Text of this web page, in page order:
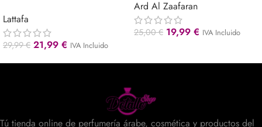
Lattafa
29,99€ 21,99 € IVA Incluido
Ard Al Zaafaran
25,00€ 19,99 € IVA Incluido
Tú tienda online de perfumería árabe, cosmética y productos del